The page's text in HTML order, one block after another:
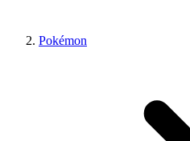
Pokémon